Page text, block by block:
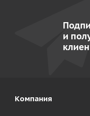
и
Компания